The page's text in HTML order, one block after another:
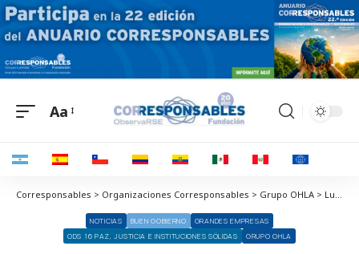
Aa
Corresponsables > Organizaciones Corresponsables > Grupo OHLA > Luis Amodio, presidente de OHLA, recibe el premio Empresa de Cambio 16
NOTICIAS BUEN GOBIERNO
GRANDES EMPRESAS
ODS 16 PAZ, JUSTICIA E INSTITUCIONES SÓLIDAS
GRUPO OHLA